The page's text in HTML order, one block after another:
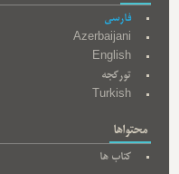
فارسی
Azerbaijani
English
تورکجه
Turkish
محتواها
کتاب ها